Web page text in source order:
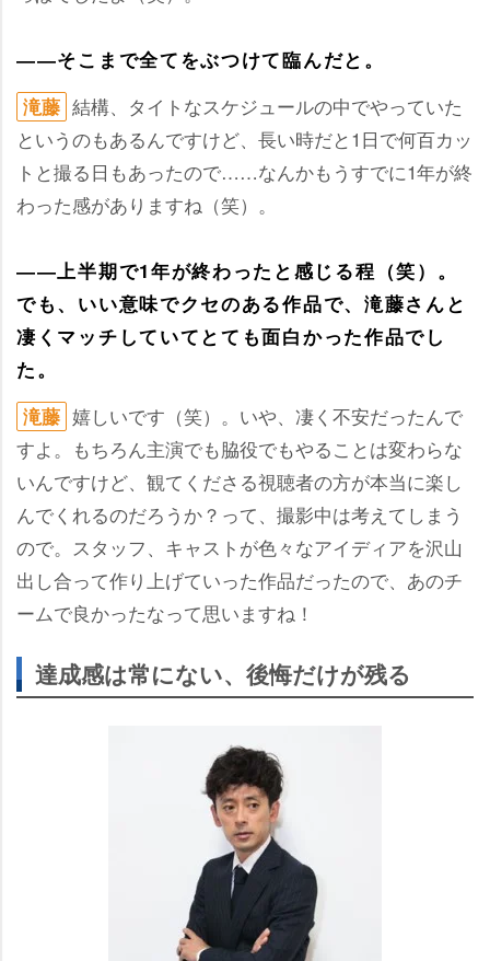
――そこまで全てをぶつけて臨んだと。
滝藤 結構、タイトなスケジュールの中でやっていた
というのもあるんですけど、長い時だと1日で何百カッ
トと撮る日もあったので……なんかもうすでに1年が終
わった感がありますね（笑）。
――上半期で1年が終わったと感じる程（笑）。
でも、いい意味でクセのある作品で、滝藤さんと
凄くマッチしていてとても面白かった作品でし
た。
滝藤 嬉しいです（笑）。いや、凄く不安だったんで
すよ。もちろん主演でも脇役でもやることは変わらな
いんですけど、観てくださる視聴者の方が本当に楽し
んでくれるのだろうか？って、撮影中は考えてしまう
ので。スタッフ、キャストが色々なアイディアを沢山
出し合って作り上げていった作品だったので、あのチ
ームで良かったなって思いますね！
達成感は常にない、後悔だけが残る